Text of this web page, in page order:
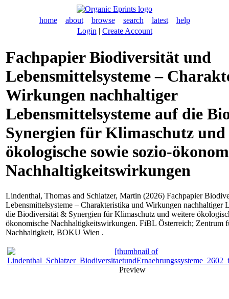
home about browse search latest
help
Login | Create Account
Fachpapier Biodiversität und
Lebensmittelsysteme –
Wirkungen nachhaltiger
Lebensmittelsysteme auf die
Synergien für Klimaschutz und
ökologische sowie sozio-
Nachhaltigkeitswirkungen
Lindenthal, Thomas and Schlatzer, Martin (2026) Fachpapier
Lebensmittelsysteme – Charakteristika und Wirkungen nachhaltiger
die Biodiversität & Synergien für Klimaschutz und weitere
ökonomische Nachhaltigkeitswirkungen. FiBL Österreich; Zentrum
Nachhaltigkeit, BOKU Wien .
Preview